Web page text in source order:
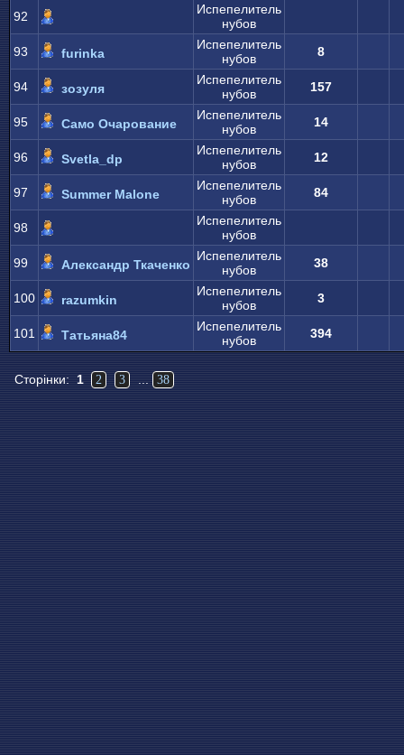
92
Испепелитель
нубов
93
furinka
Испепелитель
нубов
8
94 зозуля
Испепелитель
нубов
157
95 Само Очарование
Испепелитель
нубов
14
96 Svetla_dp
Испепелитель
нубов
12
97 Summer Malone
Испепелитель
нубов
84
98
Испепелитель
нубов
99
Александр Ткаченко
Испепелитель
нубов
38
100 razumkin
Испепелитель
нубов
3
101 Татьяна84
Испепелитель
нубов
394
Сторінки:1 2 3 ... 38